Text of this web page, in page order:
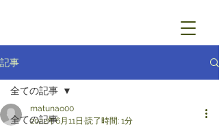
記事
全ての記事
全ての記事
matunao00
2022年6月11日 読了時間: 1分